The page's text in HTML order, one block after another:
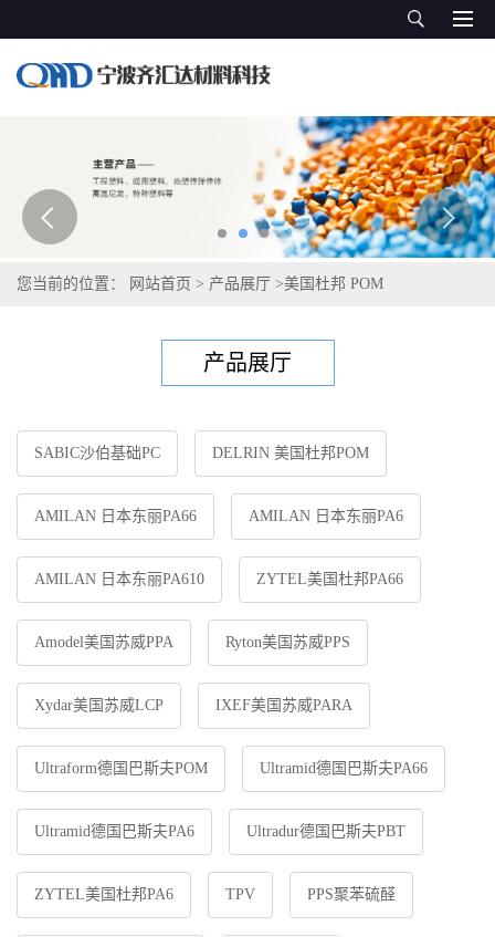
您当前的位置： 网站首页 > 产品展厅 >美国杜邦 POM
产品展厅
SABIC沙伯基础PC DELRIN 美国杜邦POM
AMILAN 日本东丽PA66 AMILAN 日本东丽PA6
AMILAN 日本东丽PA610 ZYTEL美国杜邦PA66
Amodel美国苏威PPA Ryton美国苏威PPS
Xydar美国苏威LCP IXEF美国苏威PARA
Ultraform德国巴斯夫POM Ultramid德国巴斯夫PA66
Ultramid德国巴斯夫PA6 Ultradur德国巴斯夫PBT
ZYTEL美国杜邦PA6 TPV PPS聚苯硫醛